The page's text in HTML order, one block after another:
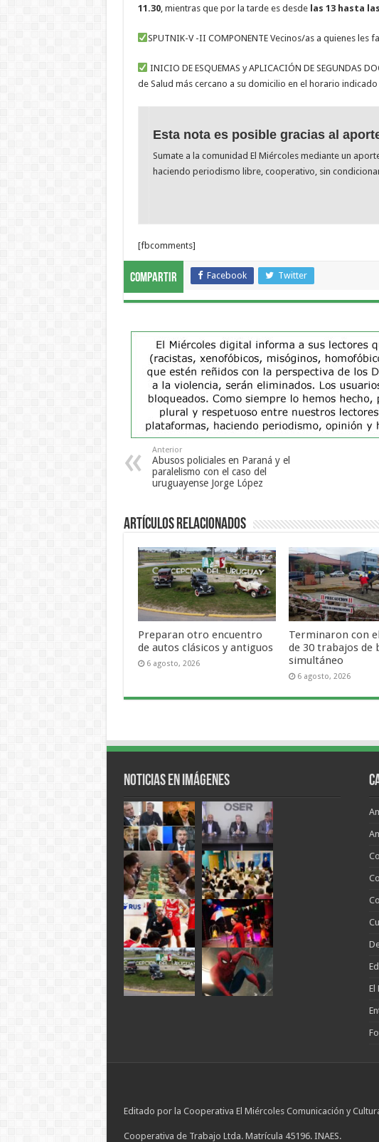
11.30, mientras que por la tarde es desde las 13 hasta
SPUTNIK-V -II COMPONENTE Vecinos/as a quienes
INICIO DE ESQUEMAS y APLICACIÓN DE SEGUNDAS
de Salud más cercano a su domicilio en el horario indicado
Esta nota es posible gracias al
Sumate a la comunidad El Miércoles mediante un
haciendo periodismo libre, cooperativo, sin
[fbcomments]
Compartir Facebook Twitter
Anterior
Abusos policiales en Paraná y el
paralelismo con el caso del
uruguayense Jorge López
Artículos Relacionados
Preparan otro encuentro
de autos clásicos y antiguos
6 agosto, 2026
Terminaron con
de 30 trabajos de
simultáneo
6 agosto, 2026
Noticias en Imágenes
El
Editado por la Cooperativa El Miércoles Comunicación y
Cooperativa de Trabajo Ltda. Matrícula 45196. INAES.